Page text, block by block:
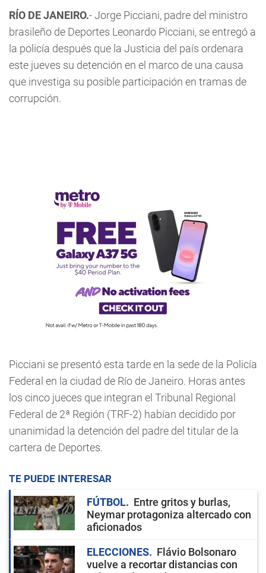
RÍO DE JANEIRO.- Jorge Picciani, padre del ministro
brasileño de Deportes Leonardo Picciani, se entregó a
la policía después que la Justicia del país ordenara
este jueves su detención en el marco de una causa
que investiga su posible participación en tramas de
corrupción.
Picciani se presentó esta tarde en la sede de la Policía
Federal en la ciudad de Río de Janeiro. Horas antes
los cinco jueces que integran el Tribunal Regional
Federal de 2ª Región (TRF-2) habían decidido por
unanimidad la detención del padre del titular de la
cartera de Deportes.
TE PUEDE INTERESAR
FÚTBOL
Entre gritos y burlas,
Neymar protagoniza altercado con
aficionados
ELECCIONES
Flávio Bolsonaro
vuelve a recortar distancias con